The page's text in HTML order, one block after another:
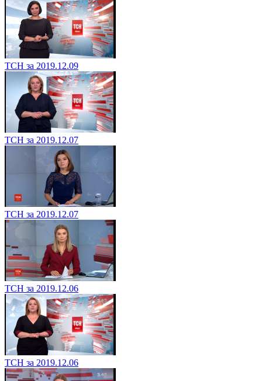
ТСН за 2019.12.09
ТСН за 2019.12.07
ТСН за 2019.12.07
ТСН за 2019.12.06
ТСН за 2019.12.06